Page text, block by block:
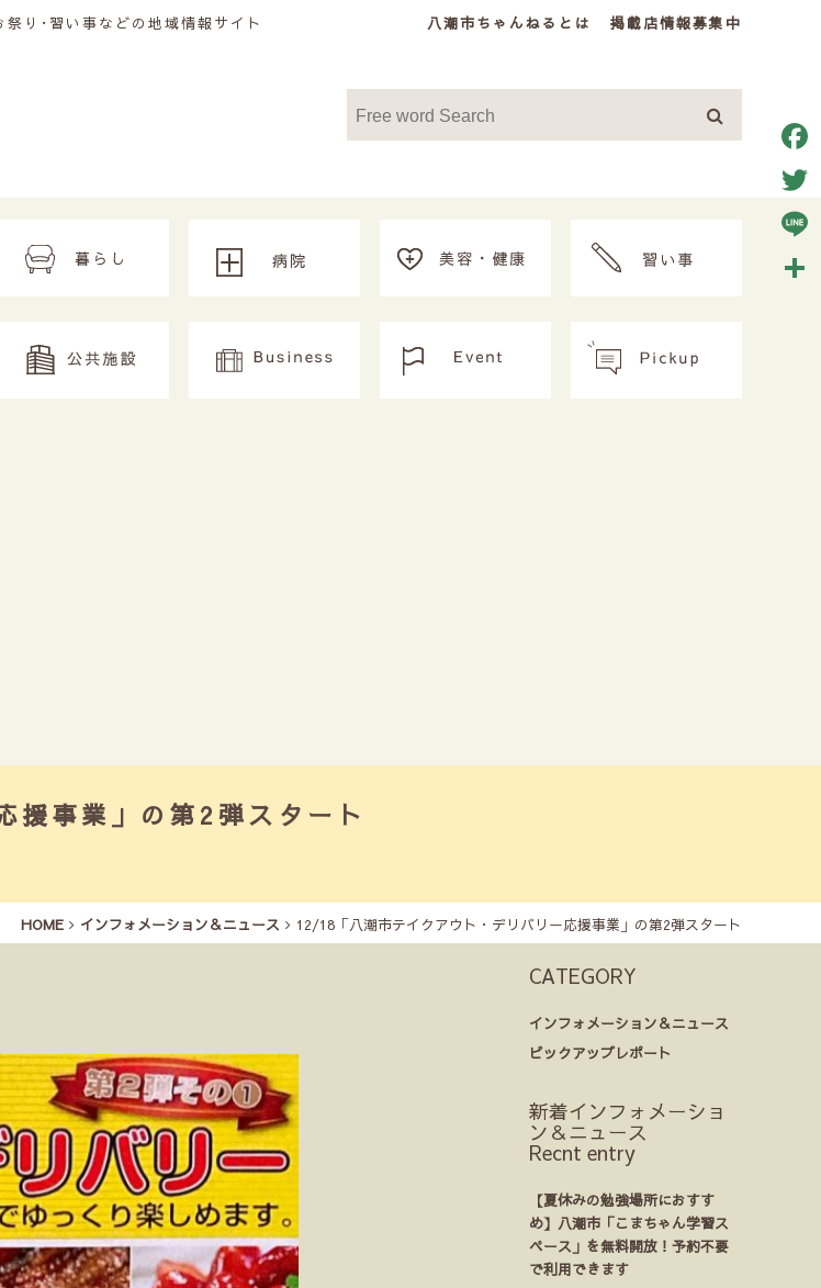
八潮市ちゃんねるとは 掲載店情報募集中
り･習い事などの地域情報サイト
事業」の第2弾スタート
HOME インフォメーション＆ニュース 12/18「八潮市テイクアウト・デリバリー応援事業」の第2弾スタート
CATEGORY
インフォメーション＆ニュース
ピックアップレポート
新着インフォメーショ
ン＆ニュース
Recnt entry
【夏休みの勉強場所におすす
め】八潮市「こまちゃん学習ス
ペース」を無料開放！予約不要
で利用できます
Line